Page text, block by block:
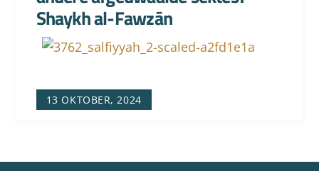
13 OKTOBER, 2024
Shaykh al-Fawzān